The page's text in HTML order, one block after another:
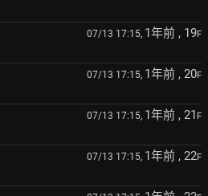
07/13 17:15, 1年前 , 19F
07/13 17:15, 1年前 , 20F
07/13 17:15, 1年前 , 21 F
07/13 17:15, 1年前 , 22F